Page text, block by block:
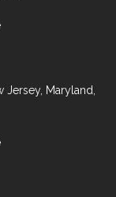
Maryland,